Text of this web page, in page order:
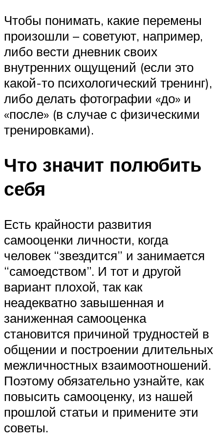
Чтобы понимать, какие перемены
произошли – советуют, например,
либо вести дневник своих
внутренних ощущений (если это
какой-то психологический тренинг),
либо делать фотографии «до» и
«после» (в случае с физическими
тренировками).
Что значит полюбить
себя
Есть крайности развития
самооценки личности, когда
человек “звездится” и занимается
“самоедством”. И тот и другой
вариант плохой, так как
неадекватно завышенная и
заниженная самооценка
становится причиной трудностей в
общении и построении длительных
межличностных взаимоотношений.
Поэтому обязательно узнайте, как
повысить самооценку, из нашей
прошлой статьи и примените эти
советы.